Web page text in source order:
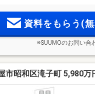
資料をもらう(
※SUUMOのお問い合
市昭和区滝子町 5,980万